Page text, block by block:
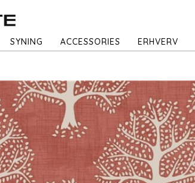
SYNING ACCESSORIES ERHVERV